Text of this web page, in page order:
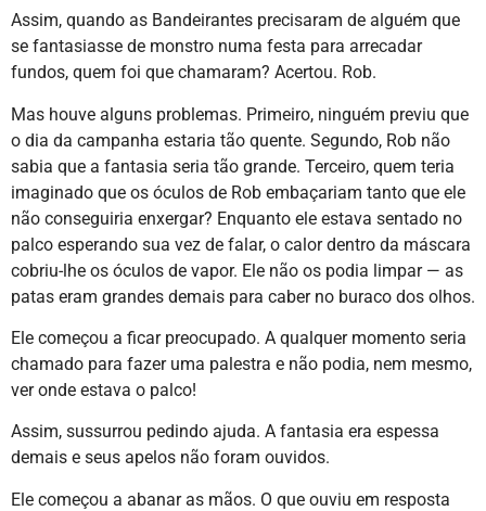
Assim, quando as Bandeirantes precisaram de alguém que
se fantasiasse de monstro numa festa para arrecadar
fundos, quem foi que chamaram? Acertou. Rob.
Mas houve alguns problemas. Primeiro, ninguém previu que
o dia da campanha estaria tão quente. Segundo, Rob não
sabia que a fantasia seria tão grande. Terceiro, quem teria
imaginado que os óculos de Rob embaçariam tanto que ele
não conseguiria enxergar? Enquanto ele estava sentado no
palco esperando sua vez de falar, o calor dentro da máscara
cobriu-lhe os óculos de vapor. Ele não os podia limpar — as
patas eram grandes demais para caber no buraco dos olhos.
Ele começou a ficar preocupado. A qualquer momento seria
chamado para fazer uma palestra e não podia, nem mesmo,
ver onde estava o palco!
Assim, sussurrou pedindo ajuda. A fantasia era espessa
demais e seus apelos não foram ouvidos.
Ele começou a abanar as mãos. O que ouviu em resposta